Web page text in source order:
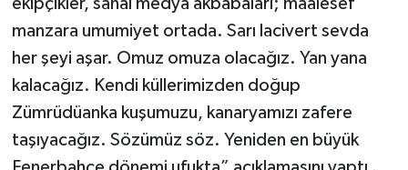
ekipçikler, sanal medya akbabaları; maalesef
manzara umumiyet ortada. Sarı lacivert sevda
her şeyi aşar. Omuz omuza olacağız. Yan yana
kalacağız. Kendi küllerimizden doğup
Zümrüdüanka kuşumuzu, kanaryamızı zafere
taşıyacağız. Sözümüz söz. Yeniden en büyük